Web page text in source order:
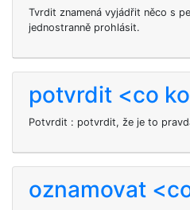
Tvrdit znamená vyjádřit něco s
jednostranně prohlásit.
potvrdit <co
Potvrdit : potvrdit, že je to
oznamovat